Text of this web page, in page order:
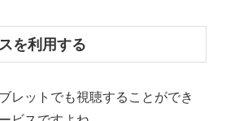
を利用する
レットでも視聴することができ